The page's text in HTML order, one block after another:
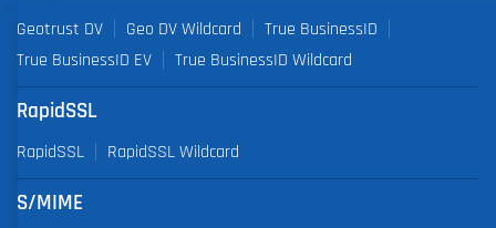
Geotrust DV Geo DV Wildcard
True BusinessID
True BusinessID EV
True BusinessID Wildcard
RapidSSL
RapidSSL RapidSSL Wildcard
S/MIME